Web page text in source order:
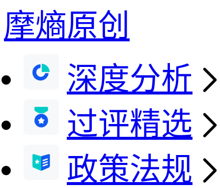
摩熵原创
深度分析
过评精选
政策法规